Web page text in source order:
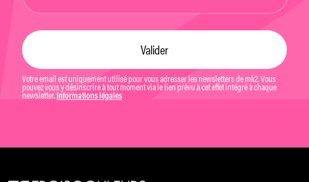
Votre email est uniquement utilisé pour vous adresser les newsletters de mk2. Vous
pouvez vous y désinscrire à tout moment via le lien prévu à cet effet intégré à chaque
newsletter. Informations légales